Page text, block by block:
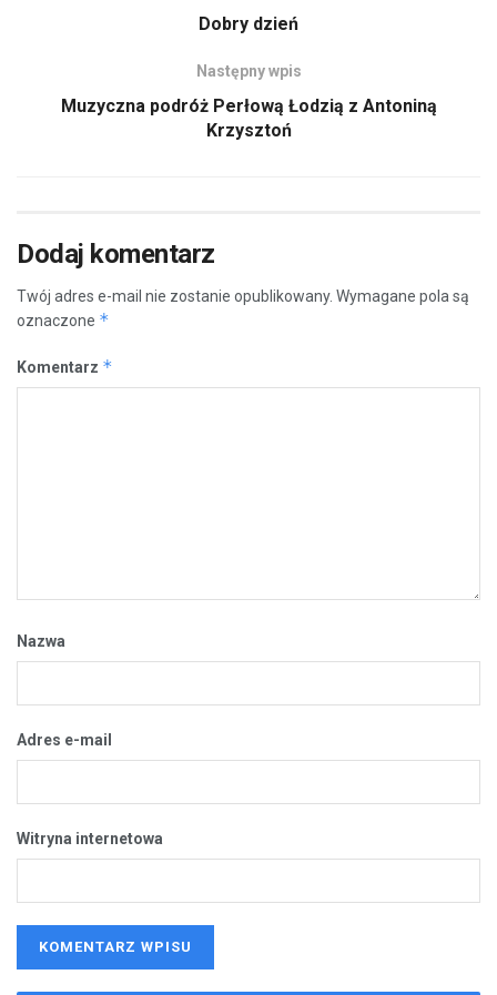
Dobry dzień
Następny wpis
Muzyczna podróż Perłową Łodzią z Antoniną
Krzysztoń
Dodaj komentarz
Twój adres e-mail nie zostanie opublikowany. Wymagane pola są
oznaczone *
Komentarz *
Nazwa
Adres e-mail
Witryna internetowa